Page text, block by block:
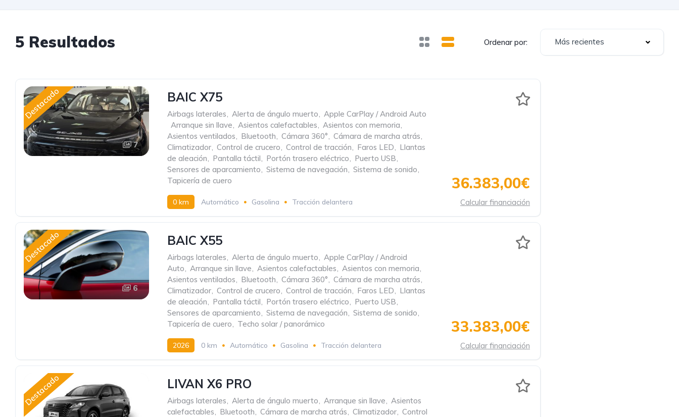
5 Resultados Ordenar por: Más recientes
Destacado
7
BAIC X75
Airbags laterales, Alerta de ángulo muerto, Apple CarPlay / Android Auto
Arranque sin llave, Asientos calefactables, Asientos con memoria,
Asientos ventilados, Bluetooth, Cámara 360°, Cámara de marcha atrás,
Climatizador, Control de crucero, Control de tracción, Faros LED, Llantas
de aleación, Pantalla táctil, Portón trasero eléctrico, Puerto USB,
Sensores de aparcamiento, Sistema de navegación, Sistema de sonido,
Tapicería de cuero
0 km Automático Gasolina Tracción delantera
36.383,00€
Calcular financiación
Destacado
6
BAIC X55
Airbags laterales, Alerta de ángulo muerto, Apple CarPlay / Android
Auto, Arranque sin llave, Asientos calefactables, Asientos con memoria,
Asientos ventilados, Bluetooth, Cámara 360°, Cámara de marcha atrás,
Climatizador, Control de crucero, Control de tracción, Faros LED, Llantas
de aleación, Pantalla táctil, Portón trasero eléctrico, Puerto USB,
Sensores de aparcamiento, Sistema de navegación, Sistema de sonido,
Tapicería de cuero, Techo solar / panorámico
2026 0 km Automático Gasolina Tracción delantera
33.383,00€
Calcular financiación
Destacado LIVAN X6 PRO
Airbags laterales, Alerta de ángulo muerto, Arranque sin llave, Asientos
calefactables, Bluetooth, Cámara de marcha atrás, Climatizador, Control